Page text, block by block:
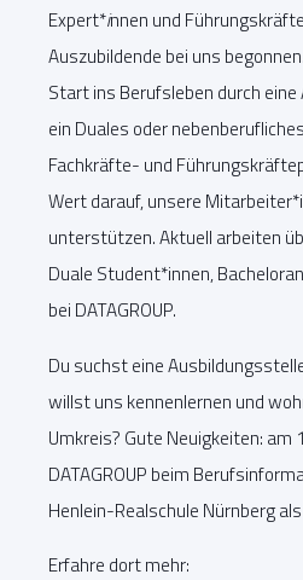
Expert*innen und
Auszubildende bei uns
Start ins Berufsleben durch
ein Duales oder
Fachkräfte- und
Wert darauf, unsere
unterstützen. Aktuell arbeiten
Duale Student*innen,
bei DATAGROUP.
Du suchst eine
willst uns kennenlernen und
Umkreis? Gute Neuigkeiten: am
DATAGROUP beim
Henlein-Realschule Nürnberg
Erfahre dort mehr: